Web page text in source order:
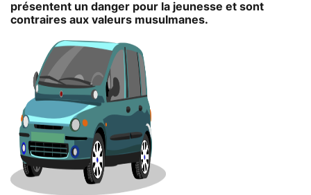
présentent un danger pour la jeunesse et sont
contraires aux valeurs musulmanes.